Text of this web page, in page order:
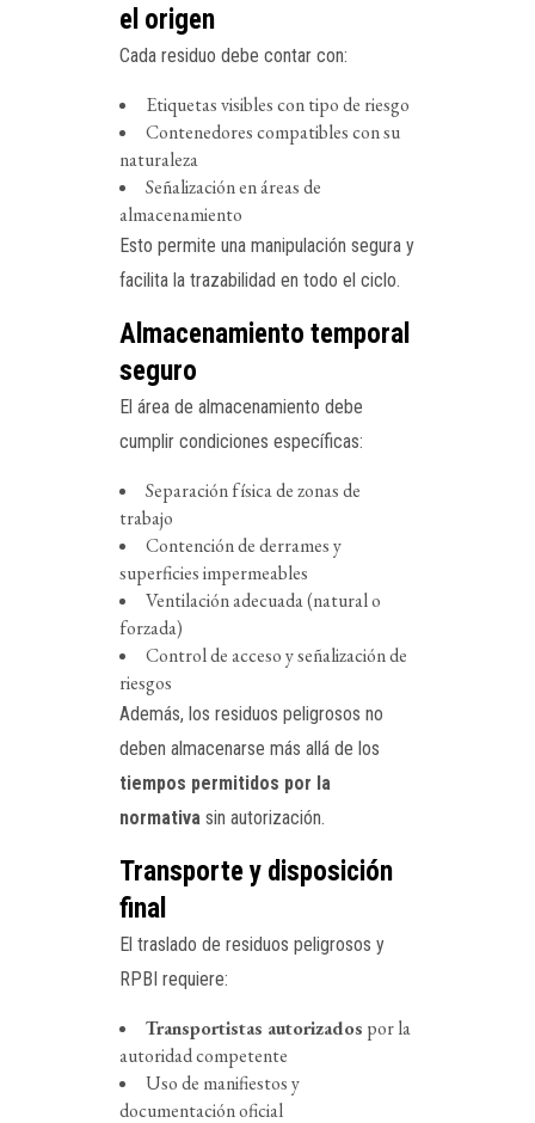
el origen
Cada residuo debe contar con:
Etiquetas visibles con tipo de riesgo
Contenedores compatibles con su
naturaleza
Señalización en áreas de
almacenamiento
Esto permite una manipulación segura y
facilita la trazabilidad en todo el ciclo.
Almacenamiento temporal
seguro
El área de almacenamiento debe
cumplir condiciones específicas:
Separación física de zonas de
trabajo
Contención de derrames y
superficies impermeables
Ventilación adecuada (natural o
forzada)
Control de acceso y señalización de
riesgos
Además, los residuos peligrosos no
deben almacenarse más allá de los
tiempos permitidos por la
normativa sin autorización.
Transporte y disposición
final
El traslado de residuos peligrosos y
RPBI requiere:
Transportistas autorizados por la
autoridad competente
Uso de manifiestos y
documentación oficial